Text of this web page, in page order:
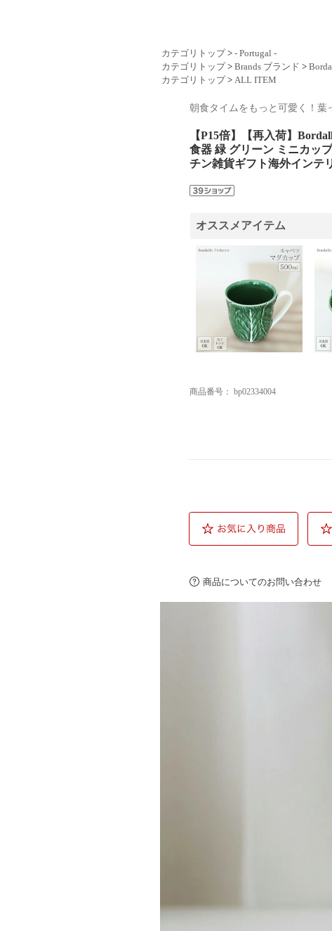
カテゴリトップ> - Portugal -
カテゴリトップ> Brands ブランド >
カテゴリトップ> ALL ITEM
朝食タイムをもっと可愛く！葉
【P15倍】【再入荷】
食器 緑 グリーン ミニカッ
チン雑貨ギフト海外インテ
オススメアイテム
商品番号： bp02334004
商品についてのお問い合わせ